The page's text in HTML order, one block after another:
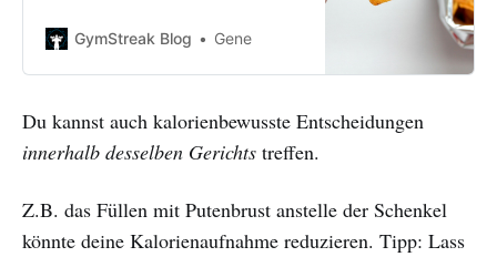
warum sind sie überhaupt schlecht
heraus.
GymStreak Blog Gene
Du kannst auch kalorienbewusste Entscheidungen
innerhalb desselben Gerichts treffen.
Z.B. das Füllen mit Putenbrust anstelle der Schenkel
könnte deine Kalorienaufnahme reduzieren. Tipp: Lass